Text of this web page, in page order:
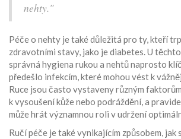
nehty."
Péče o nehty je také důležitá pro ty, kteří
zdravotními stavy, jako je diabetes. U
správná hygiena rukou a nehtů naprosto
předešlo infekcím, které mohou vést k
Ruce jsou často vystaveny různým
k vysoušení kůže nebo podráždění, a
může hrát významnou roli v udržení
Ručí péče je také vynikajícím způsobem, jak